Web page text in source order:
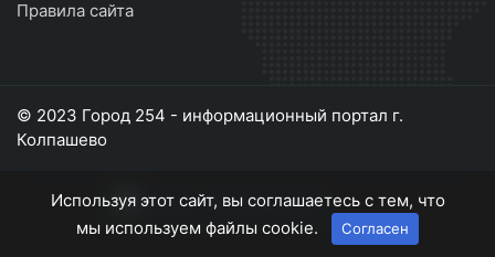
Правила сайта
© 2023 Город 254 - информационный портал г.
Колпашево
Используя этот сайт, вы соглашаетесь с тем, что
мы используем файлы cookie.
Согласен